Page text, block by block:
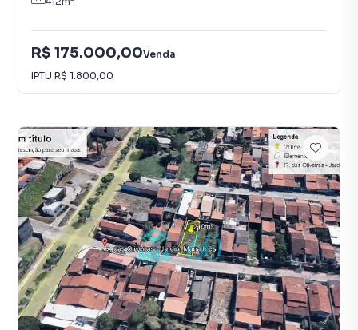
R$ 175.000,00Venda
IPTU R$ 1.800,00